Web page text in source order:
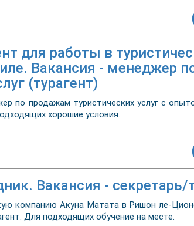
для работы в
Вакансия - менеджер
(турагент)
по продажам туристических услуг с
хорошие условия.
Вакансия - секретарь/
компанию Акуна Матата в Ришон ле-
Для подходящих обучение на месте.